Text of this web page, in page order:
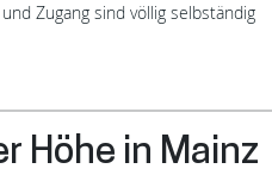
Zugang sind völlig selbständig
Höhe in Mainz